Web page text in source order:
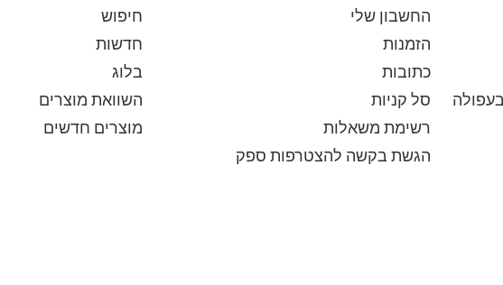
החשבון שלי
הזמנות
כתובות
סל קניות
רשימת משאלות
הגשת בקשה להצטרפות ספק
חיפוש
חדשות
בלוג
השוואת מוצרים
מוצרים חדשים